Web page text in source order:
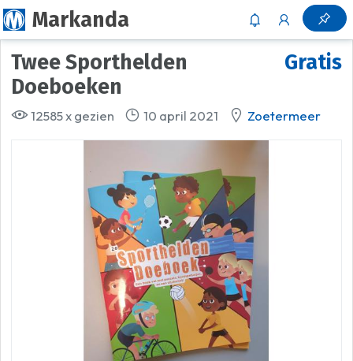
Markanda
Gratis
Twee Sporthelden
Doeboeken
12585 x gezien 10 april 2021 Zoetermeer